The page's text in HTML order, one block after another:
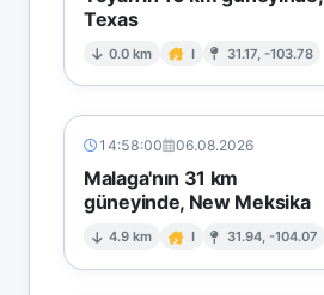
Texas
0.0 km I 31.17, -103.78
14:58:00 06.08.2026
Malaga'nın 31 km
güneyinde, New Meksika
4.9 km I 31.94, -104.07